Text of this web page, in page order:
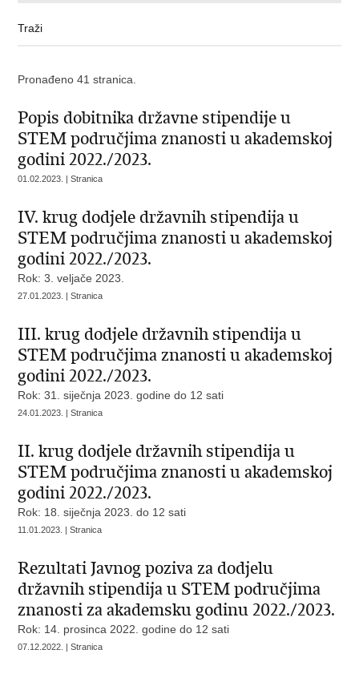
Pronađeno 41 stranica.
Popis dobitnika državne stipendije u
STEM područjima znanosti u akademskoj
godini 2022./2023.
01.02.2023. | Stranica
IV. krug dodjele državnih stipendija u
STEM područjima znanosti u akademskoj
godini 2022./2023.
Rok: 3. veljače 2023.
27.01.2023. | Stranica
III. krug dodjele državnih stipendija u
STEM područjima znanosti u akademskoj
godini 2022./2023.
Rok: 31. siječnja 2023. godine do 12 sati
24.01.2023. | Stranica
II. krug dodjele državnih stipendija u
STEM područjima znanosti u akademskoj
godini 2022./2023.
Rok: 18. siječnja 2023. do 12 sati
11.01.2023. | Stranica
Rezultati Javnog poziva za dodjelu
državnih stipendija u STEM područjima
znanosti za akademsku godinu 2022./2023.
Rok: 14. prosinca 2022. godine do 12 sati
07.12.2022. | Stranica